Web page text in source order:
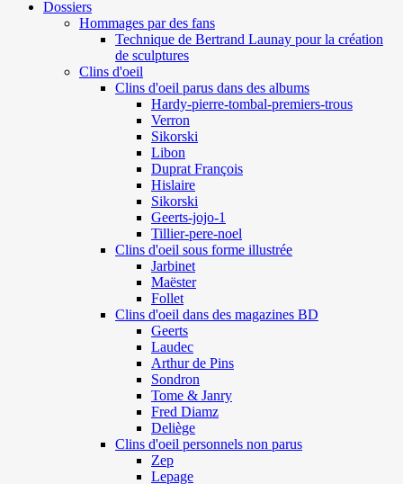
Dossiers
Hommages par des fans
Technique de Bertrand Launay pour la création
de sculptures
Clins d'oeil
Clins d'oeil parus dans des albums
Hardy-pierre-tombal-premiers-trous
Verron
Sikorski
Libon
Duprat François
Hislaire
Sikorski
Geerts-jojo-1
Tillier-pere-noel
Clins d'oeil sous forme illustrée
Jarbinet
Maëster
Follet
Clins d'oeil dans des magazines BD
Geerts
Laudec
Arthur de Pins
Sondron
Tome & Janry
Fred Diamz
Deliège
Clins d'oeil personnels non parus
Zep
Lepage